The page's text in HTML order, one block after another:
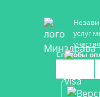
услуг
Способы